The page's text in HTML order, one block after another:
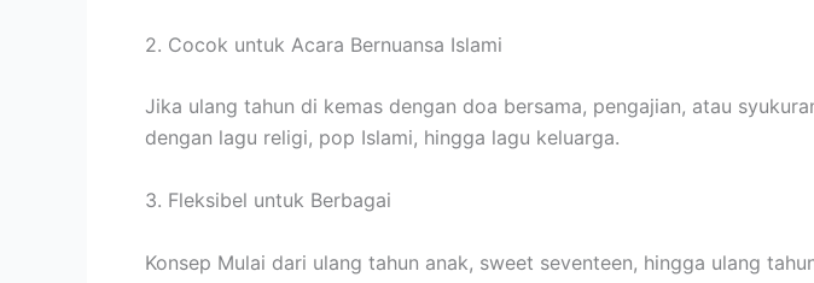
2. Cocok untuk Acara Bernuansa Islami
Jika ulang tahun di kemas dengan doa bersama, pengajian, atau
dengan lagu religi, pop Islami, hingga lagu keluarga.
3. Fleksibel untuk Berbagai
Konsep Mulai dari ulang tahun anak, sweet seventeen, hingga ulang